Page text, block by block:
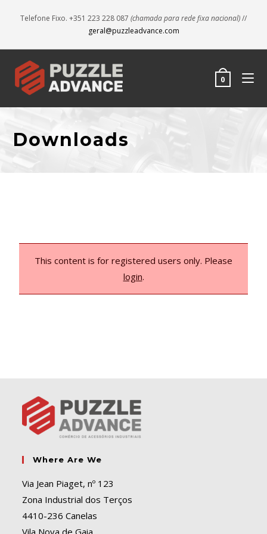
Telefone Fixo. +351 223 228 087 (chamada para rede fixa nacional)//
geral@puzzleadvance.com
0
Downloads
This content is for registered users only. Please
login.
Where Are We
Via Jean Piaget, nº 123
Zona Industrial dos Terços
4410-236 Canelas
Vila Nova de Gaia